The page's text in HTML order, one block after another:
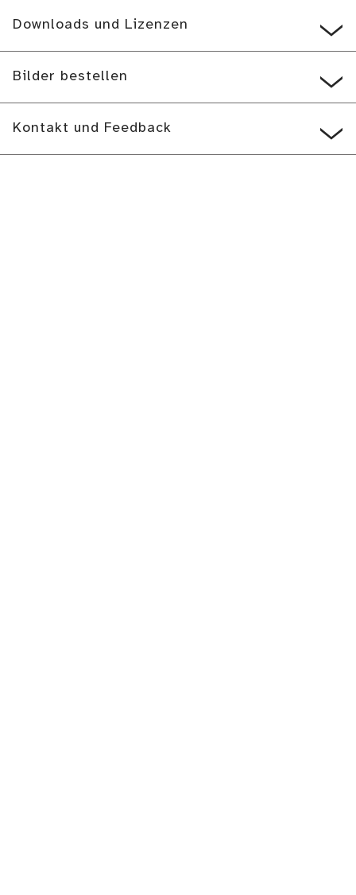
Downloads und Lizenzen
Bilder bestellen
Kontakt und Feedback